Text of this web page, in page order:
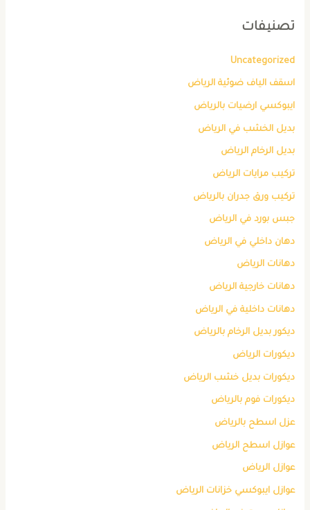
تصنيفات
Uncategorized
اسقف الياف ضوئية الرياض
ايبوكسي ارضيات بالرياض
بديل الخشب في الرياض
بديل الرخام الرياض
تركيب مرايات الرياض
تركيب ورق جدران بالرياض
جبس بورد في الرياض
دهان داخلي في الرياض
دهانات الرياض
دهانات خارجية الرياض
دهانات داخلية في الرياض
ديكور بديل الرخام بالرياض
ديكورات الرياض
ديكورات بديل خشب الرياض
ديكورات فوم بالرياض
عزل اسطح بالرياض
عوازل اسطح الرياض
عوازل الرياض
عوازل ايبوكسي خزانات الرياض